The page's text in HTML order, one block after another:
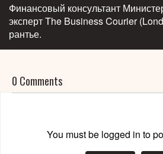
Финансовый консультант
эксперт The Business Courier
рантье.
0 Comments
You must be logged in to